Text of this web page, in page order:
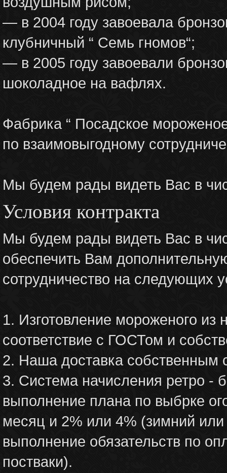
— в 2004 году завоевала
клубничный “ Семь гномов“;
— в 2005 году завоевали
шоколадное на вафлях.
Фабрика “ Посадское
по взаимовыгодному
Мы будем рады видеть Вас в
Условия контракта
Мы будем рады видеть Вас в
обеспечить Вам
сотрудничество на следующих
1. Изготовление мороженого из
соответствие с ГОСТом и
2. Наша доставка собственным
3. Система начисления ретро -
выполнение плана по выбрке
месяц и 2% или 4% (зимний или
выполнение обязательств по
постваки).